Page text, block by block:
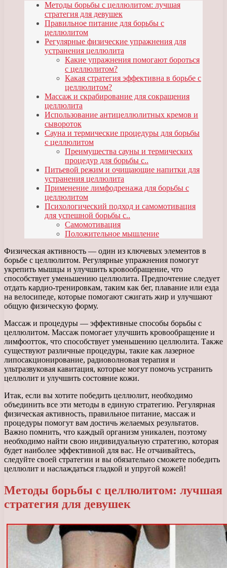
Методы борьбы с целлюлитом: лучшая
стратегия для девушек
Правильное питание для борьбы с
целлюлитом
Регулярные физические упражнения для
устранения целлюлита
Какие упражнения помогают бороться
с целлюлитом?
Какая стратегия эффективна в борьбе с
целлюлитом?
Массаж и скрабирование для сокращения
целлюлита
Использование антицеллюлитных кремов и
сывороток
Сауна и термические процедуры для борьбы
с целлюлитом
Преимущества сауны и термических
процедур для борьбы с..
Питьевой режим и очищающие напитки для
устранения целлюлита
Применение лимфодренажа для борьбы с
целлюлитом
Психологический подход и самомотивация
для успешной борьбы с..
Самомотивация
Положительное мышление
Физическая активность — один из ключевых элементов в
борьбе с целлюлитом. Регулярные упражнения помогут
укрепить мышцы и улучшить кровообращение, что
способствует уменьшению целлюлита. Предпочтение следует
отдать кардио-тренировкам, таким как бег, плавание или езда
на велосипеде, которые помогают сжигать жир и улучшают
общую физическую форму.
Массаж и процедуры — эффективные способы борьбы с
целлюлитом. Массаж помогает улучшить кровообращение и
лимфоотток, что способствует уменьшению целлюлита. Также
существуют различные процедуры, такие как лазерное
липосакционирование, радиоволновая терапия и
ультразвуковая кавитация, которые могут помочь устранить
целлюлит и улучшить состояние кожи.
Итак, если вы хотите победить целлюлит, необходимо
объединить все эти методы в единую стратегию. Регулярная
физическая активность, правильное питание, массаж и
процедуры помогут вам достичь желаемых результатов.
Важно помнить, что каждый организм уникален, поэтому
необходимо найти свою индивидуальную стратегию, которая
будет наиболее эффективной для вас. Не отчаивайтесь,
следуйте своей стратегии и вы обязательно сможете победить
целлюлит и наслаждаться гладкой и упругой кожей!
Методы борьбы с целлюлитом: лучшая
стратегия для девушек